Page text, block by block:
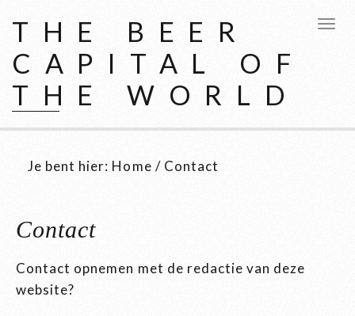
THE BEER
CAPITAL OF
THE WORLD
Je bent hier: Home /Contact
Contact
Contact opnemen met de redactie van deze
website?